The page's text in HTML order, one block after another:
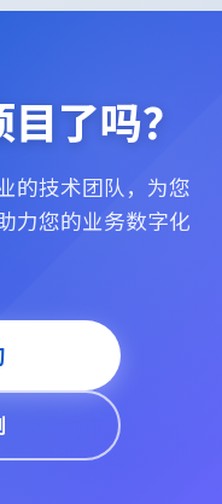
了吗？
的技术团队，为您
力您的业务数字化